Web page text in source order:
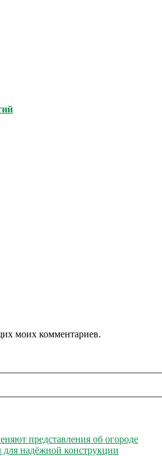
моих комментариев.
представления об огороде
для надёжной конструкции